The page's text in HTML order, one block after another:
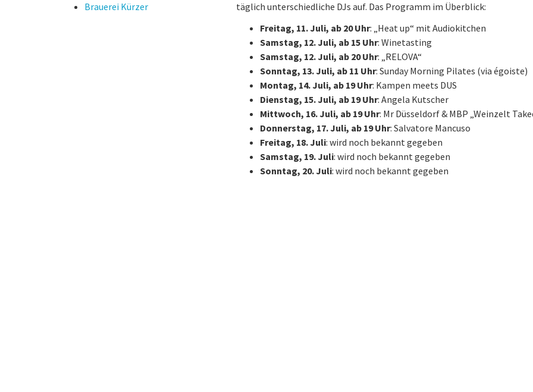
Brauerei Kürzer
täglich unterschiedliche DJs auf. Das Programm im Überblick:
Freitag, 11. Juli, ab 20 Uhr: „Heat up“ mit Audiokitchen
Samstag, 12. Juli, ab 15 Uhr: Winetasting
Samstag, 12. Juli, ab 20 Uhr: „RELOVA“
Sonntag, 13. Juli, ab 11 Uhr: Sunday Morning Pilates (via égoiste)
Montag, 14. Juli, ab 19 Uhr: Kampen meets DUS
Dienstag, 15. Juli, ab 19 Uhr: Angela Kutscher
Mittwoch, 16. Juli, ab 19 Uhr: Mr Düsseldorf & MBP „Weinzelt
Donnerstag, 17. Juli, ab 19 Uhr: Salvatore Mancuso
Freitag, 18. Juli: wird noch bekannt gegeben
Samstag, 19. Juli: wird noch bekannt gegeben
Sonntag, 20. Juli: wird noch bekannt gegeben